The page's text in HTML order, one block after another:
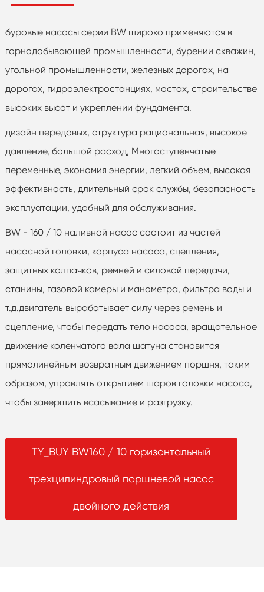
буровые насосы серии BW широко применяются в
горнодобывающей промышленности, бурении скважин,
угольной промышленности, железных дорогах, на
дорогах, гидроэлектростанциях, мостах, строительстве
высоких высот и укреплении фундамента.
дизайн передовых, структура рациональная, высокое
давление, большой расход, Многоступенчатые
переменные, экономия энергии, легкий объем, высокая
эффективность, длительный срок службы, безопасность
эксплуатации, удобный для обслуживания.
BW - 160 / 10 наливной насос состоит из частей
насосной головки, корпуса насоса, сцепления,
защитных колпачков, ремней и силовой передачи,
станины, газовой камеры и манометра, фильтра воды и
т.д.двигатель вырабатывает силу через ремень и
сцепление, чтобы передать тело насоса, вращательное
движение коленчатого вала шатуна становится
прямолинейным возвратным движением поршня, таким
образом, управлять открытием шаров головки насоса,
чтобы завершить всасывание и разгрузку.
TY_BUY BW160 / 10 горизонтальный
трехцилиндровый поршневой насос
двойного действия